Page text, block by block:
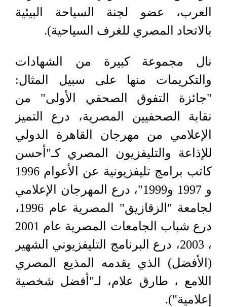
العرب، عضو لجنة السياحة البيئية
بالاتحاد المصري للغرف السياحية).
نال مجموعة كبيرة من الشهادات
والتكريمات منها على سبيل المثال:
"جائزة التفوق الصحفي الأولى" من
نقابة الصحفيين المصرية، درع التميز
الإعلامي من مهرجان القاهرة الدولي
للإذاعة والتليفزيون المصري كـ"أحسن
كاتب برامج تليفزيونية عن الأعوام 1996
و 1997 و1999"، درع المهرجان الإعلامي
لجامعة "الزقازيق" المصرية عام 1996،
درع شباب الجامعات المصرية عام 2001
، 2003، درع البرنامج التليفزيوني الشهير
(الأفضل) الذي يقدمه المذيع المصري
اللامع ، طارق علام، لـ"أفضل شخصية
إعلامية").